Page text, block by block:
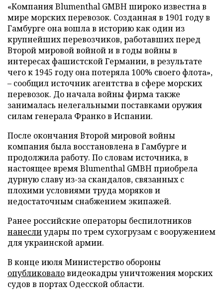
«Компания Blumenthal GMBH широко известна в
мире морских перевозок. Созданная в 1901 году в
Гамбурге она вошла в историю как один из
крупнейших перевозчиков, работавших перед
Второй мировой войной и в годы войны в
интересах фашистской Германии, в результате
чего к 1945 году она потеряла 100% своего флота»,
– сообщил источник агентства в сфере морских
перевозок. До начала войны фирма также
занималась нелегальными поставками оружия
силам генерала Франко в Испании.
После окончания Второй мировой войны
компания была восстановлена в Гамбурге и
продолжила работу. По словам источника, в
настоящее время Blumenthal GMBH приобрела
дурную славу из-за скандалов, связанных с
плохими условиями труда моряков и
недостаточным снабжением экипажей.
Ранее российские операторы беспилотников
нанеслиудары по трем сухогрузам с вооружением
для украинской армии.
В конце июля Министерство обороны
опубликоваловидеокадры уничтожения морских
судов в портах Одесской области.